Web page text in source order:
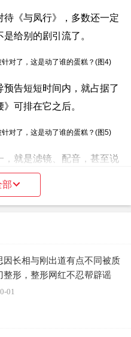
《与凤行》，多数还一定
给别的剧引流了。
告短短时间内，就占据了
可排在它之后。
就是滤镜、配音，甚至说
粗剪的先导片，连个预告
说起？
说《与风行》这部剧本
，原著小说是关键点之
部
因长相与刚出道有点不同被质
整形，整形网红不忍帮辟谣
01